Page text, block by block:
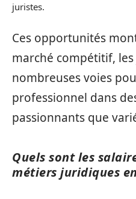
juristes.
Ces opportunités
marché compétitif,
nombreuses voies
professionnel dans
passionnants que
Quels sont les
métiers juridiques